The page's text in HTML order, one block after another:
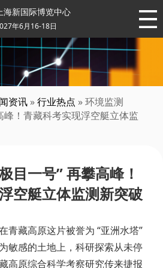
海新国际博览中心
年6月16-18日
资讯 »行业热点 » 环境监测
峰！青藏科考实现浮空艇立体监
目一号” 再攀高峰！
空艇立体监测新突破
青藏高原这片被誉为 “亚洲水塔”
敏感的土地上，科研探索从未停
高原综合科学考察研究传来捷报